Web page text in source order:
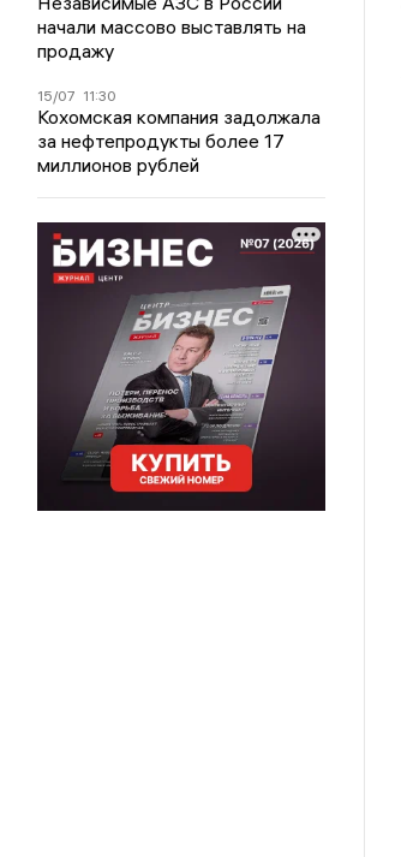
начали массово выставлять на
продажу
15/07 11:30
Кохомская компания задолжала
за нефтепродукты более 17
миллионов рублей